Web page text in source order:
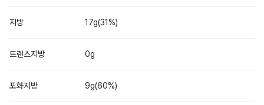
지방 17g(31%)
트랜스지방 0g
포화지방 9g(60%)